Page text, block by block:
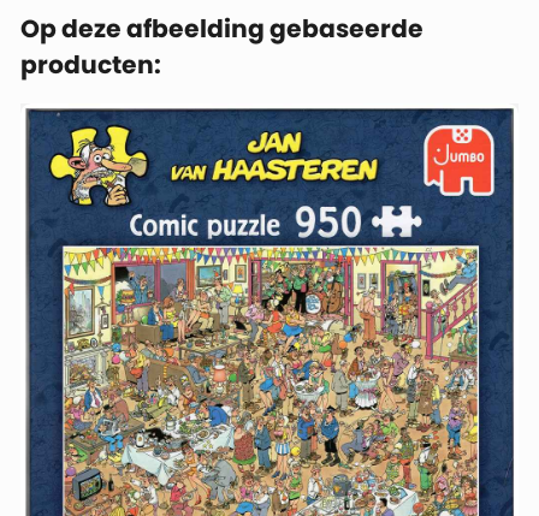
Op deze afbeelding gebaseerde
producten: